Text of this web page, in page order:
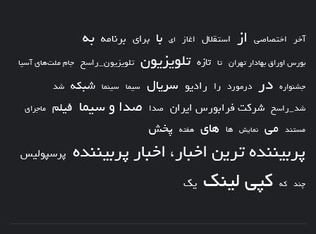
آخر اختصاصی از استقلال اغاز ای با برای برنامه به
بورس اوراق بهادار تهران تا تازه تلویزیون تلویزیون_راسخ جام ملت‌های آسیا
جشنواره در درمورد را رادیو سریال سیما سینما شبکه شد
شد_راسخ شرکت فرابورس ایران صدا صدا و سیما فیلم ماجرای
مستند می نمایش ها های هفته پخش
پربیننده ترین اخبار، اخبار پربیننده پرسپولیس
چند که کپی لینک یک